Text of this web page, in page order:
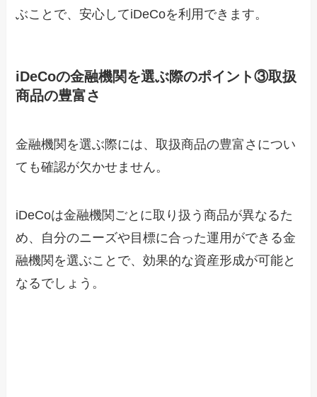
ぶことで、安心してiDeCoを利用できます。
iDeCoの金融機関を選ぶ際のポイント③取扱
商品の豊富さ
金融機関を選ぶ際には、取扱商品の豊富さについ
ても確認が欠かせません。
iDeCoは金融機関ごとに取り扱う商品が異なるた
め、自分のニーズや目標に合った運用ができる金
融機関を選ぶことで、効果的な資産形成が可能と
なるでしょう。